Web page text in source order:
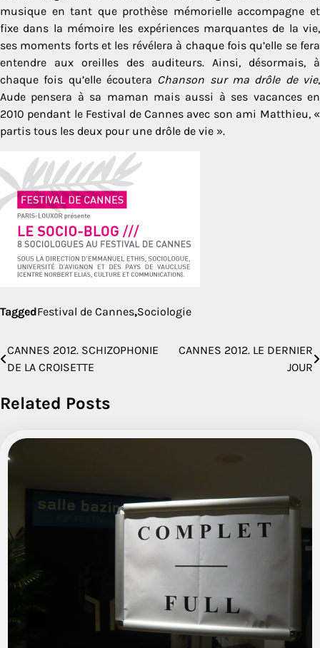
musique en tant que prothèse mémorielle accompagne et
fixe dans la mémoire les expériences marquantes de la vie,
ses moments forts et les révélera à chaque fois qu’elle se fera
entendre aux oreilles des auditeurs. Ainsi, désormais, à
chaque fois qu’elle écoutera Chanson sur ma drôle de vie,
Aude pensera à sa maman mais aussi à ses vacances en
2010 pendant le Festival de Cannes avec son ami Matthieu, «
partis tous les deux pour une drôle de vie ».
TaggedFestival de Cannes,Sociologie
Navigation
l’article
CANNES 2012. SCHIZOPHONIE
DE LA CROISETTE
CANNES 2012. LE DERNIER
JOUR
Related Posts